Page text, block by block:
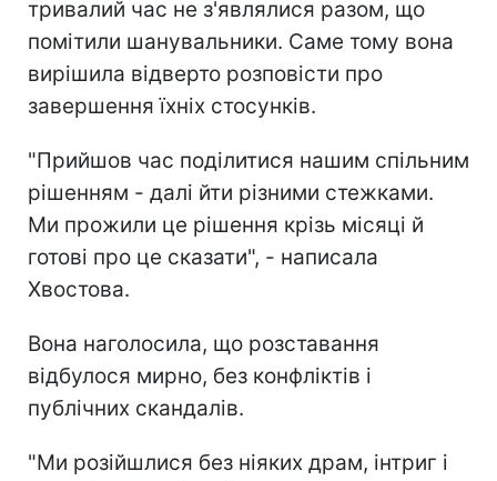
тривалий час не з'являлися разом, що
помітили шанувальники. Саме тому вона
вирішила відверто розповісти про
завершення їхніх стосунків.
"Прийшов час поділитися нашим спільним
рішенням - далі йти різними стежками.
Ми прожили це рішення крізь місяці й
готові про це сказати", - написала
Хвостова.
Вона наголосила, що розставання
відбулося мирно, без конфліктів і
публічних скандалів.
"Ми розійшлися без ніяких драм, інтриг і